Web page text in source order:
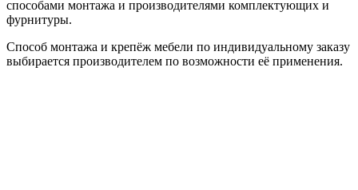
способами монтажа и производителями комплектующих и
фурнитуры.
Способ монтажа и крепёж мебели по индивидуальному заказу
выбирается производителем по возможности её применения.